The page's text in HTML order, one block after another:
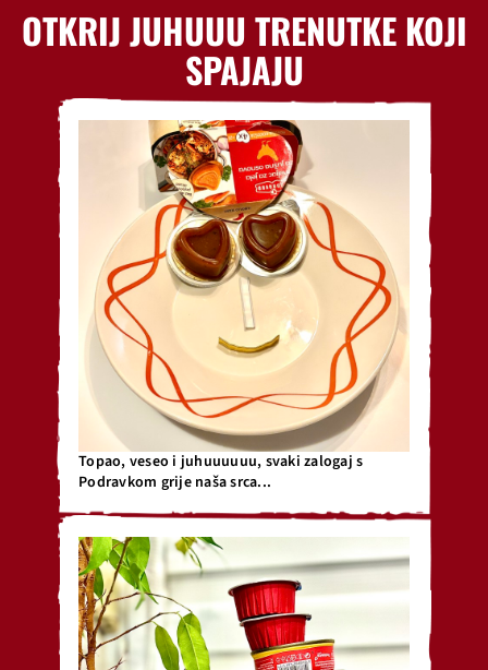
OTKRIJ JUHUUU TRENUTKE KOJI
SPAJAJU
Topao, veseo i juhuuuuuu, svaki zalogaj s
Podravkom grije naša srca...